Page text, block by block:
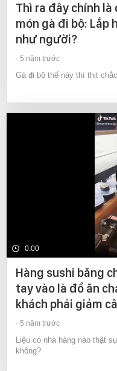
Thì ra đây chính
món gà đi bộ: Lắp
như người?
5 năm trước
Gà đi bộ thế này thì thịt
0:00
Hàng sushi băng
tay vào là đồ ăn
khách phải giảm
5 năm trước
Liệu có nhà hàng nào thật
không?